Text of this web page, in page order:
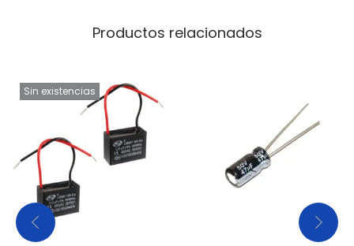
Productos relacionados
Sin existencias